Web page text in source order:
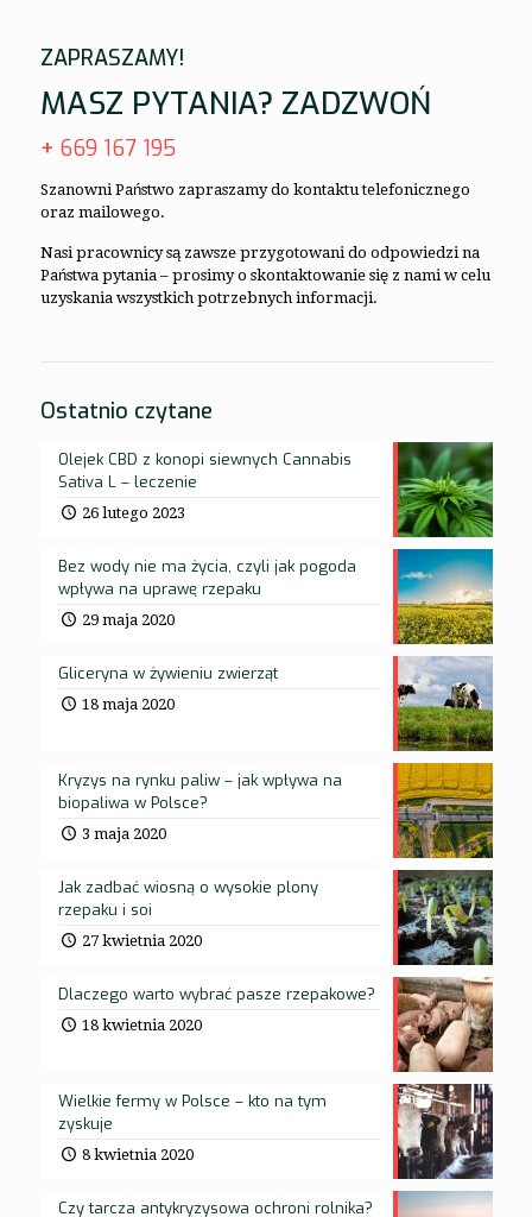
ZAPRASZAMY!
MASZ PYTANIA? ZADZWOŃ
+ 669 167 195
Szanowni Państwo zapraszamy do kontaktu telefonicznego
oraz mailowego.
Nasi pracownicy są zawsze przygotowani do odpowiedzi na
Państwa pytania – prosimy o skontaktowanie się z nami w celu
uzyskania wszystkich potrzebnych informacji.
Ostatnio czytane
Olejek CBD z konopi siewnych Cannabis
Sativa L – leczenie
26 lutego 2023
Bez wody nie ma życia, czyli jak pogoda
wpływa na uprawę rzepaku
29 maja 2020
Gliceryna w żywieniu zwierząt
18 maja 2020
Kryzys na rynku paliw – jak wpływa na
biopaliwa w Polsce?
3 maja 2020
Jak zadbać wiosną o wysokie plony
rzepaku i soi
27 kwietnia 2020
Dlaczego warto wybrać pasze rzepakowe?
18 kwietnia 2020
Wielkie fermy w Polsce – kto na tym
zyskuje
8 kwietnia 2020
Czy tarcza antykryzysowa ochroni rolnika?